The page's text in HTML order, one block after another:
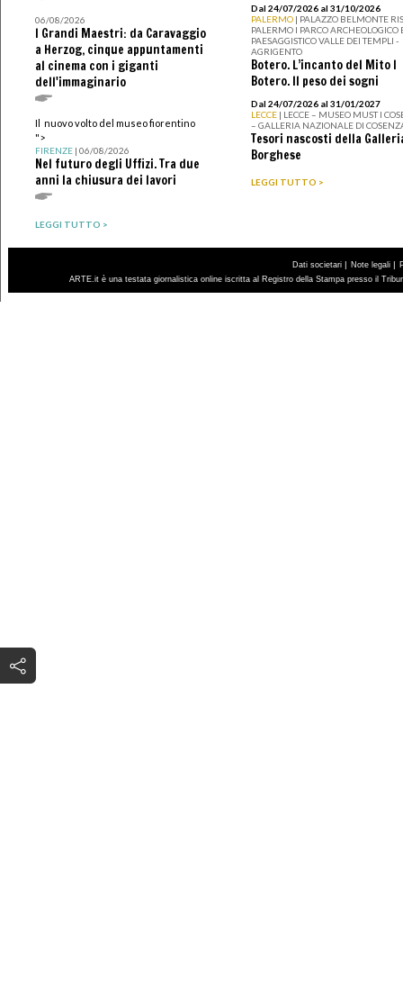
06/08/2026
I Grandi Maestri: da Caravaggio
a Herzog, cinque appuntamenti
al cinema con i giganti
dell'immaginario
Il nuovo volto del museo fiorentino
">
FIRENZE| 06/08/2026
Nel futuro degli Uffizi. Tra due
anni la chiusura dei lavori
LEGGI TUTTO >
Dal 24/07/2026 al 31/10/2026
PALERMO | PALAZZO BELMONTE
PALERMO I PARCO ARCHEOLOGICO
PAESAGGISTICO VALLE DEI TEMPLI -
AGRIGENTO
Botero. L’incanto del Mito I
Botero. Il peso dei sogni
Dal 24/07/2026 al 31/01/2027
LECCE | LECCE – MUSEO MUST I
– GALLERIA NAZIONALE DI
Tesori nascosti della
Borghese
LEGGI TUTTO >
Dati societari | Note legali |
ARTE.it è una testata giornalistica online iscritta al Registro della Stampa presso il